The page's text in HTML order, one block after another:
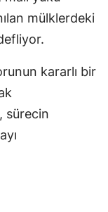
mülklerdeki
kararlı bir
sürecin